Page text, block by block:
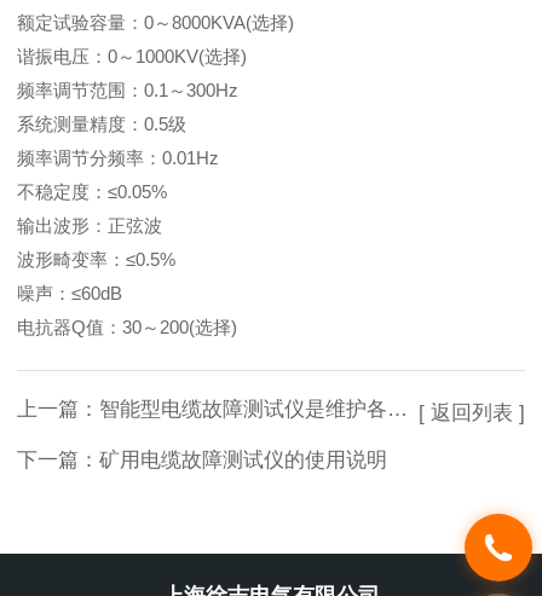
额定试验容量：0～8000KVA(选择)
谐振电压：0～1000KV(选择)
频率调节范围：0.1～300Hz
系统测量精度：0.5级
频率调节分频率：0.01Hz
不稳定度：≤0.05%
输出波形：正弦波
波形畸变率：≤0.5%
噪声：≤60dB
电抗器Q值：30～200(选择)
上一篇： 智能型电缆故障测试仪是维护各种电缆的重要工具
下一篇： 矿用电缆故障测试仪的使用说明
[ 返回列表 ]